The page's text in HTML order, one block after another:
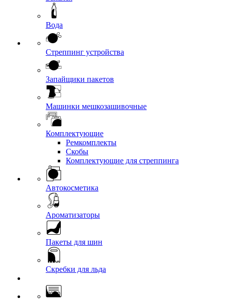
Вода
Стреппинг устройства
Запайщики пакетов
Машинки мешкозашивочные
Комплектующие
Ремкомплекты
Скобы
Комплектующие для стреппинга
Автокосметика
Ароматизаторы
Пакеты для шин
Скребки для льда